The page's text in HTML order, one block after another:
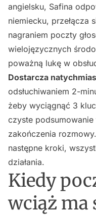
angielsku, Safina
niemiecku, przełącza
nagraniem poczty
wielojęzycznych
poważną lukę w
Dostarcza
odsłuchiwaniem 2-
żeby wyciągnąć 3
czyste
zakończenia
następne kroki,
działania.
Kiedy
wciąż ma